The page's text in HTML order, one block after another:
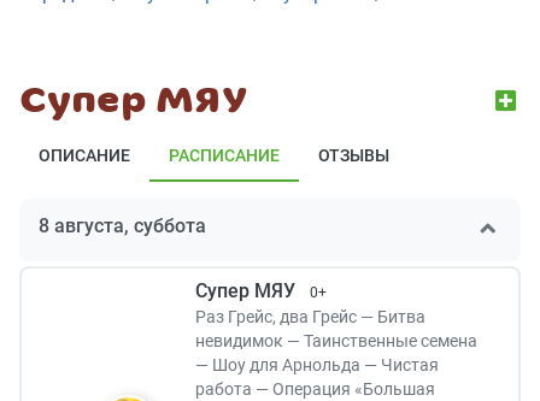
Супер МЯУ
ОПИСАНИЕ РАСПИСАНИЕ ОТЗЫВЫ
8 августа, суббота
Супер МЯУ 0+
Раз Грейс, два Грейс — Битва
невидимок — Таинственные семена
— Шоу для Арнольда — Чистая
работа — Операция «Большая